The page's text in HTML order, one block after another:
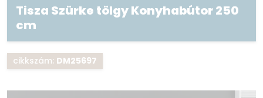
Tisza Szürke tölgy Konyhabútor 250
cm
cikkszám: DM25697